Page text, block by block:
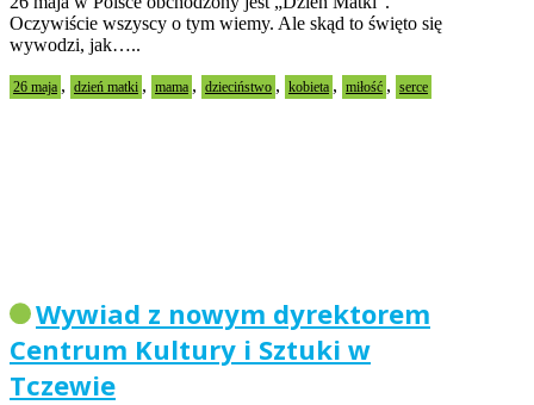
Oczywiście wszyscy o tym wiemy. Ale skąd to święto się
wywodzi, jak…..
26 maja , dzień matki , mama , dzieciństwo , kobieta , miłość , serce
Wywiad z nowym dyrektorem
Centrum Kultury i Sztuki w
Tczewie